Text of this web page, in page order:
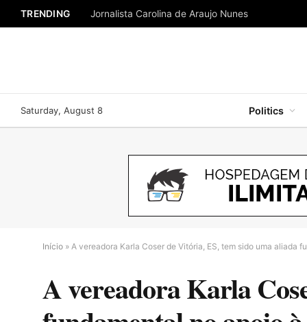
TRENDING Jornalista Carolina de Araujo Nunes
Saturday, August 8 Politics
Início » A vereadora Karla Coser de Vitória, ES, tem sido uma
A vereadora Karla